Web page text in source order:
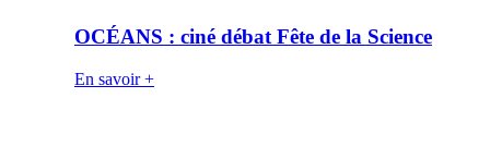
OCÉANS : ciné débat Fête de la Science
En savoir +